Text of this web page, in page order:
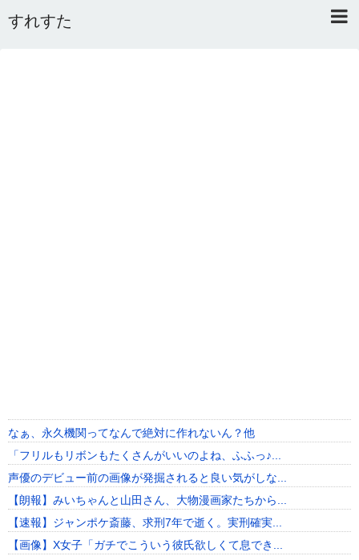
すれすた
なぁ、永久機関ってなんで絶対に作れないん？他
「フリルもリボンもたくさんがいいのよね、ふふっ♪...
声優のデビュー前の画像が発掘されると良い気がしな...
【朗報】みいちゃんと山田さん、大物漫画家たちから...
【速報】ジャンポケ斎藤、求刑7年で逝く。実刑確実...
【画像】X女子「ガチでこういう彼氏欲しくて息でき...